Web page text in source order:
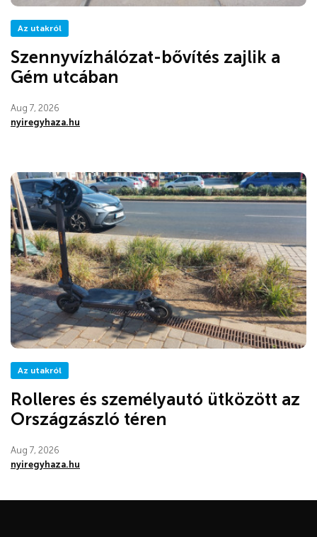
Az utakról
Szennyvízhálózat-bővítés zajlik a
Gém utcában
Aug 7, 2026
nyiregyhaza.hu
Az utakról
Rolleres és személyautó ütközött az
Országzászló téren
Aug 7, 2026
nyiregyhaza.hu